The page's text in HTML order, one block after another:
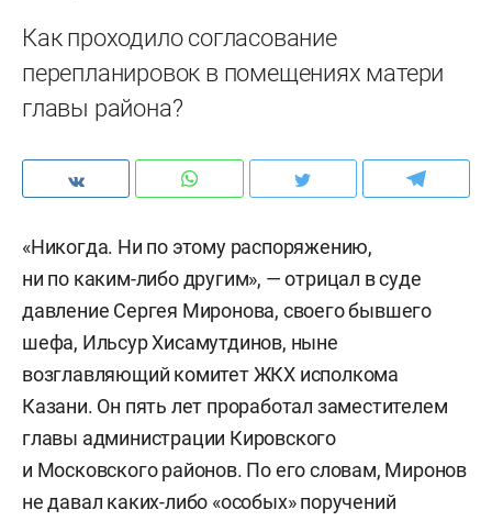
Как проходило согласование
перепланировок в помещениях матери
главы района?
«Никогда. Ни по этому распоряжению,
ни по каким-либо другим», — отрицал в суде
давление Сергея Миронова, своего бывшего
шефа, Ильсур Хисамутдинов, ныне
возглавляющий комитет ЖКХ исполкома
Казани. Он пять лет проработал заместителем
главы администрации Кировского
и Московского районов. По его словам, Миронов
не давал каких-либо «особых» поручений